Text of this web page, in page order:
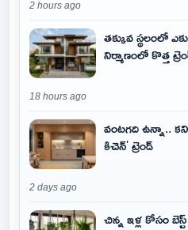
2 hours ago
తక్కువ స్థలంలో
నిర్మాణంలో కొత్త
18 hours ago
వంటగది ఉన్నా..
కిచెన్' ట్రెండ్
2 days ago
చిన్న ఇళ్ల కోసం